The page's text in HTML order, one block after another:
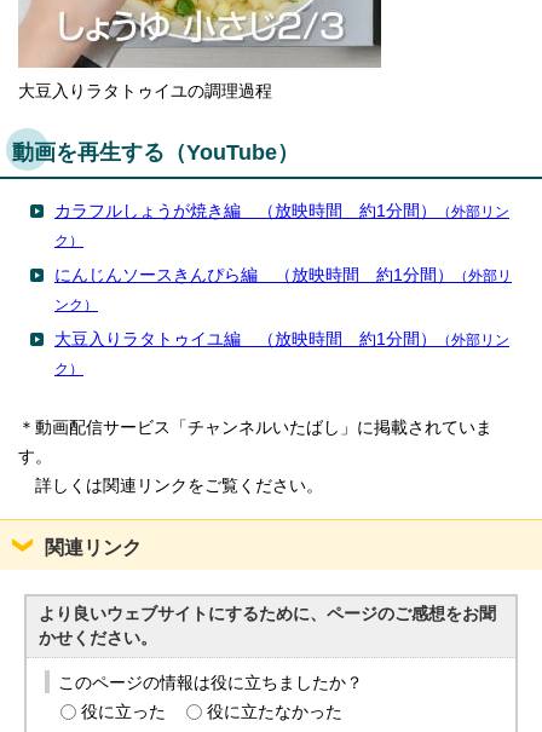
大豆入りラタトゥイユの調理過程
動画を再生する（YouTube）
カラフルしょうが焼き編 （放映時間 約1分間）
（外部リン
ク）
にんじんソースきんぴら編 （放映時間 約1分間）
（外部リ
ンク）
大豆入りラタトゥイユ編 （放映時間 約1分間）
（外部リン
ク）
＊動画配信サービス「チャンネルいたばし」に掲載されていま
す。
詳しくは関連リンクをご覧ください。
関連リンク
より良いウェブサイトにするために、ページのご感想をお聞
かせください。
このページの情報は役に立ちましたか？
役に立った
役に立たなかった